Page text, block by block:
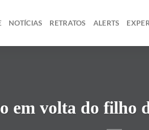
NOTÍCIAS RETRATOS ALERTS
em volta do filho